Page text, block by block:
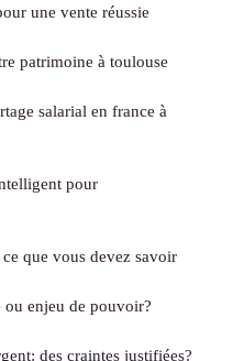
une vente réussie
patrimoine à toulouse
salarial en france à
pour
que vous devez savoir
enjeu de pouvoir?
des craintes justifiées?